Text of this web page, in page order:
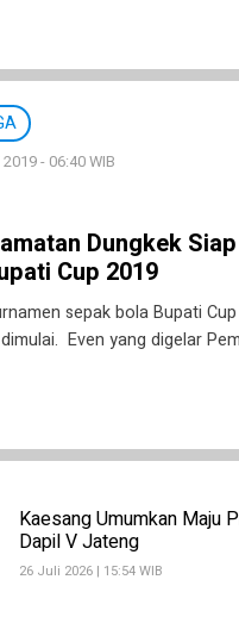
Kaesang Umumkan Maju
Dapil V Jateng
26 Juli 2026 | 15:54 WIB
- 06:40 WIB
Dungkek
Cup 2019
sepak bola Bupati
Even yang digelar